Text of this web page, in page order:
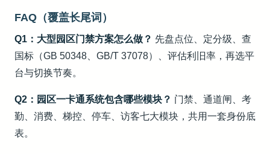
FAQ（覆盖长尾词）
Q1：大型园区门禁方案怎么做？ 先盘点位、定分级、查
国标（GB 50348、GB/T 37078）、评估利旧率，再选平
台与切换节奏。
Q2：园区一卡通系统包含哪些模块？ 门禁、通道闸、考
勤、消费、梯控、停车、访客七大模块，共用一套身份底
表。